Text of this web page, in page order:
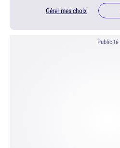
Gérer mes choix
Publicité